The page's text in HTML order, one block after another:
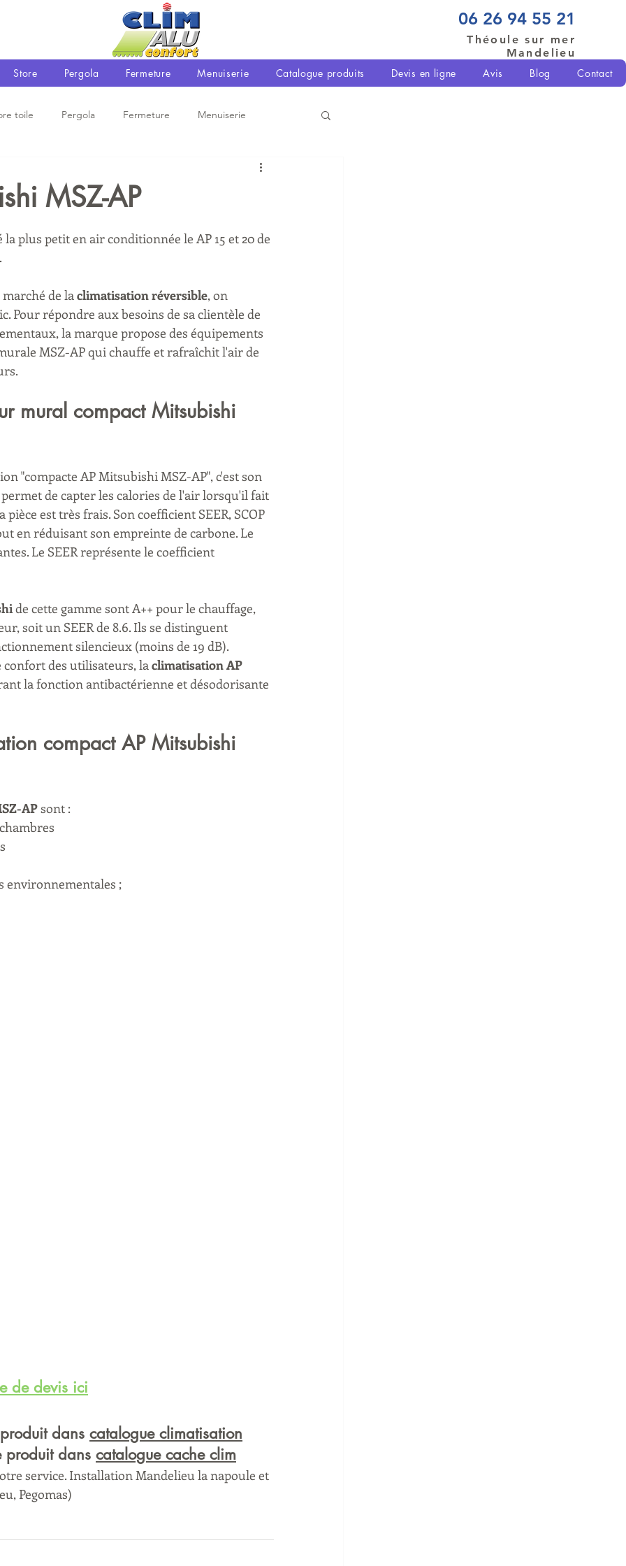
06 26 94 55 21
Théoule sur mer
Mandelieu
Store Pergola Fermeture Menuiserie Catalogue produits Devis en ligne Avis Blog Contact
toile Pergola Fermeture Menuiserie
MSZ-AP
plus petit en air conditionnée le AP 15 et 20 de
de la climatisation réversible, on
Pour répondre aux besoins de sa clientèle de
la marque propose des équipements
MSZ-AP qui chauffe et rafraîchit l'air de
mural compact Mitsubishi
"compacte AP Mitsubishi MSZ-AP", c'est son
de capter les calories de l'air lorsqu'il fait
est très frais. Son coefficient SEER, SCOP
en réduisant son empreinte de carbone. Le
Le SEER représente le coefficient
de cette gamme sont A++ pour le chauffage,
soit un SEER de 8.6. Ils se distinguent
silencieux (moins de 19 dB).
des utilisateurs, la climatisation AP
la fonction antibactérienne et désodorisante
compact AP Mitsubishi
AP sont :
environnementales ;
de devis ici
dans catalogue climatisation
produit dans catalogue cache clim
service. Installation Mandelieu la napoule et
Pegomas)